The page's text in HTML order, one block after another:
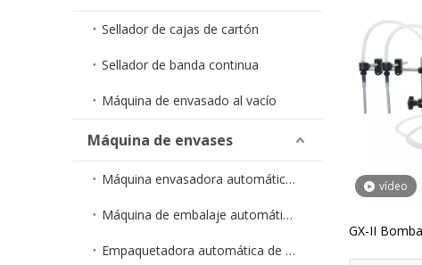
Sellador de cajas de cartón
Sellador de banda continua
Máquina de envasado al vacío
Máquina de envases
Máquina envasadora automática de líquidos en bolsa
Máquina de embalaje automático de polvo/granulado
Empaquetadora automática de gránulos en bolsa
vídeo
GX-II